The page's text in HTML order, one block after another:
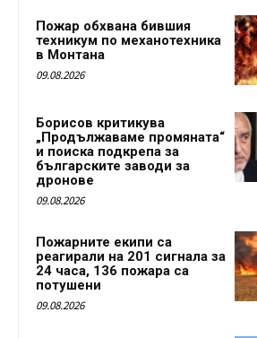
Пожар обхвана бившия
техникум по механотехника
в Монтана
09.08.2026
Борисов критикува
„Продължаваме промяната“
и поиска подкрепа за
българските заводи за
дронове
09.08.2026
Пожарните екипи са
реагирали на 201 сигнала за
24 часа, 136 пожара са
потушени
09.08.2026